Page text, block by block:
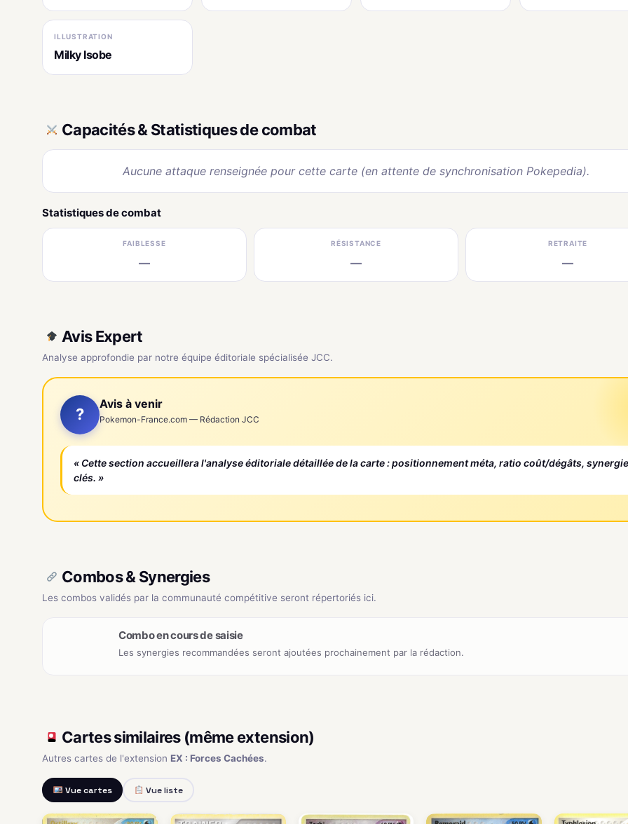
ILLUSTRATION
Milky Isobe
Capacités & Statistiques de combat
Aucune attaque renseignée pour cette carte (en attente de synchronisation Pokepedia).
Statistiques de combat
FAIBLESSE
—
RÉSISTANCE
—
RETRAITE
—
Avis Expert
Analyse approfondie par notre équipe éditoriale spécialisée JCC.
?
Avis à venir
Pokemon-France.com — Rédaction JCC
« Cette section accueillera l'analyse éditoriale détaillée de la carte : positionnement méta, ratio coût/dégâts,
clés. »
Combos & Synergies
Les combos validés par la communauté compétitive seront répertoriés ici.
Combo en cours de saisie
Les synergies recommandées seront ajoutées prochainement par la rédaction.
Cartes similaires (même extension)
Autres cartes de l'extension EX : Forces Cachées.
Vue cartes Vue liste